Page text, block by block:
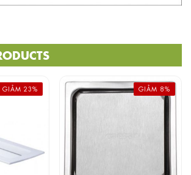
GIẢM 23% GIẢM 8%